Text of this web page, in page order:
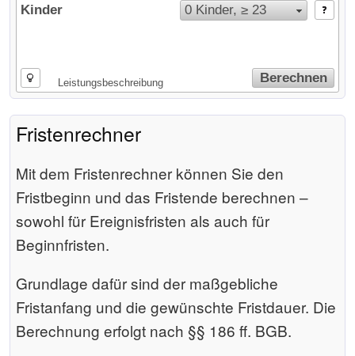
Kinder 0 Kinder, ≥ 23
Leistungsbeschreibung Berechnen
Fristenrechner
Mit dem Fristenrechner können Sie den
Fristbeginn und das Fristende berechnen –
sowohl für Ereignisfristen als auch für
Beginnfristen.
Grundlage dafür sind der maßgebliche
Fristanfang und die gewünschte Fristdauer. Die
Berechnung erfolgt nach §§ 186 ff. BGB.